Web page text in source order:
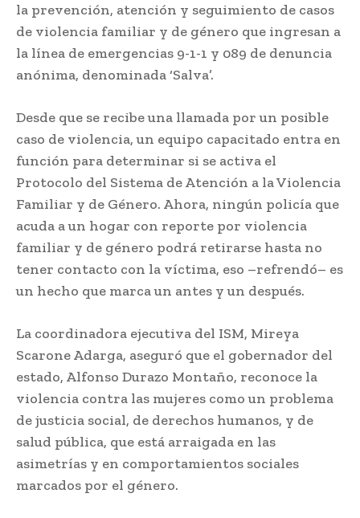
la prevención, atención y seguimiento de casos
de violencia familiar y de género que ingresan a
la línea de emergencias 9-1-1 y 089 de denuncia
anónima, denominada ‘Salva’.
Desde que se recibe una llamada por un posible
caso de violencia, un equipo capacitado entra en
función para determinar si se activa el
Protocolo del Sistema de Atención a la Violencia
Familiar y de Género. Ahora, ningún policía que
acuda a un hogar con reporte por violencia
familiar y de género podrá retirarse hasta no
tener contacto con la víctima, eso –refrendó– es
un hecho que marca un antes y un después.
La coordinadora ejecutiva del ISM, Mireya
Scarone Adarga, aseguró que el gobernador del
estado, Alfonso Durazo Montaño, reconoce la
violencia contra las mujeres como un problema
de justicia social, de derechos humanos, y de
salud pública, que está arraigada en las
asimetrías y en comportamientos sociales
marcados por el género.